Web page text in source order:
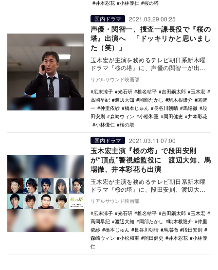
井本彩花
小林優仁 桜の塔
国内ドラマ 2021.03.29 00:25
声優・関智一、捜査一課長役で『桜の
塔』出演へ 「ドッキリかと思いまし
た（笑）」
玉木宏が主演を務めるテレビ朝日系新木曜
ドラマ『桜の塔』に、声優の関智一が出演
することが決定した。 『3年A組 ―今から
皆さん…
リアルサウンド映画部
広末涼子
光石研 椎名桔平 吉田鋼太郎
玉木宏
高岡早紀
渡辺大知 岡部たかし 駒木根隆介
関智
一
仲里依紗 橋本じゅん 長谷川朝晴 馬場徹
段
田安則
森崎ウィン 小松和重 岡田健史
井本彩花
小林優仁
桜の塔
国内ドラマ 2021.03.11 07:00
玉木宏主演『桜の塔』で段田安則
が“頂点”警視総監役に 渡辺大知、馬
場徹、井本彩花も出演
玉木宏が主演を務めるテレビ朝日系新木曜
ドラマ『桜の塔』に、段田安則、渡辺大
知、馬場徹、井本彩花、岡部たかし、小松
和重、長谷川朝晴…
リアルサウンド映画部
広末涼子
光石研 椎名桔平 吉田鋼太郎
玉木宏
高岡早紀
渡辺大知 岡部たかし 駒木根隆介
仲里
依紗
橋本じゅん 長谷川朝晴 馬場徹
段田安則
森崎ウィン
小松和重 岡田健史 井本彩花
小林優
仁